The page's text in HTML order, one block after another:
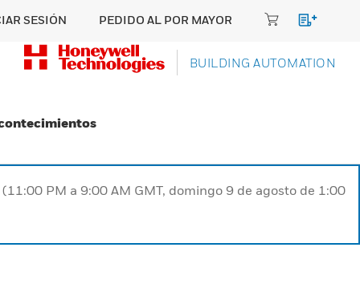
SESIÓN PEDIDO AL POR MAYOR
BUILDING AUTOMATION
PM a 9:00 AM GMT, domingo 9 de agosto de 1:00